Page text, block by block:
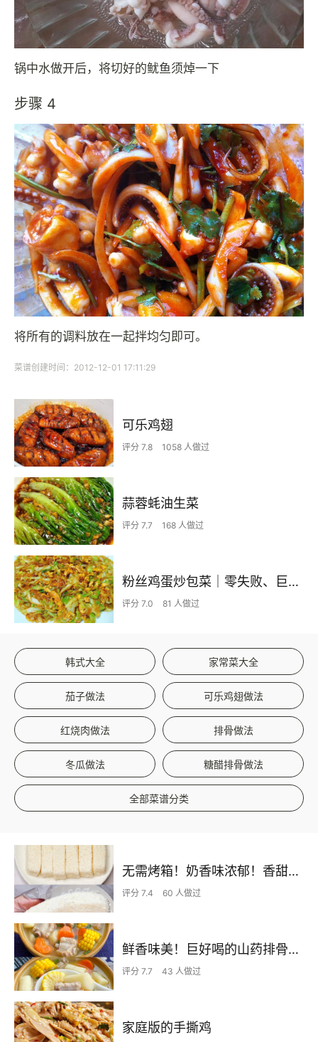
锅中水做开后，将切好的鱿鱼须焯一下
步骤 4
将所有的调料放在一起拌均匀即可。
菜谱创建时间：2012-12-01 17:11:29
可乐鸡翅
评分 7.8 1058 人做过
蒜蓉蚝油生菜
评分 7.7 168 人做过
粉丝鸡蛋炒包菜｜零失败、巨下饭
评分 7.0 81 人做过
韩式大全 家常菜大全
茄子做法 可乐鸡翅做法
红烧肉做法 排骨做法
冬瓜做法 糖醋排骨做法
全部菜谱分类
无需烤箱！奶香味浓郁！香甜嫩滑的椰蓉奶糕
评分 7.4 60 人做过
鲜香味美！巨好喝的山药排骨汤！！
评分 7.7 43 人做过
家庭版的手撕鸡